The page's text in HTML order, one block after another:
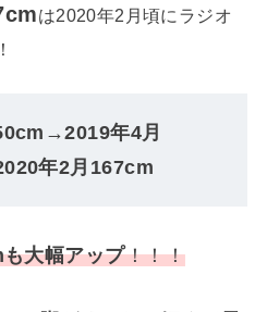
は2020年2月頃にラジオ
年4月
年2月167cm
大幅アップ！！！